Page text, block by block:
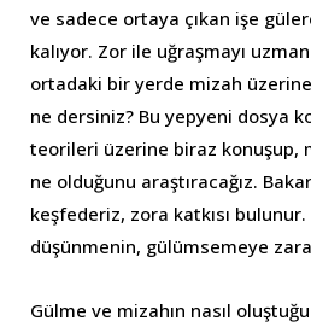
ve sadece ortaya çıkan işe
kalıyor. Zor ile uğraşmayı
ortadaki bir yerde mizah
ne dersiniz? Bu yepyeni dosya
teorileri üzerine biraz konuşup,
ne olduğunu araştıracağız.
keşfederiz, zora katkısı
düşünmenin, gülümsemeye
Gülme ve mizahın nasıl